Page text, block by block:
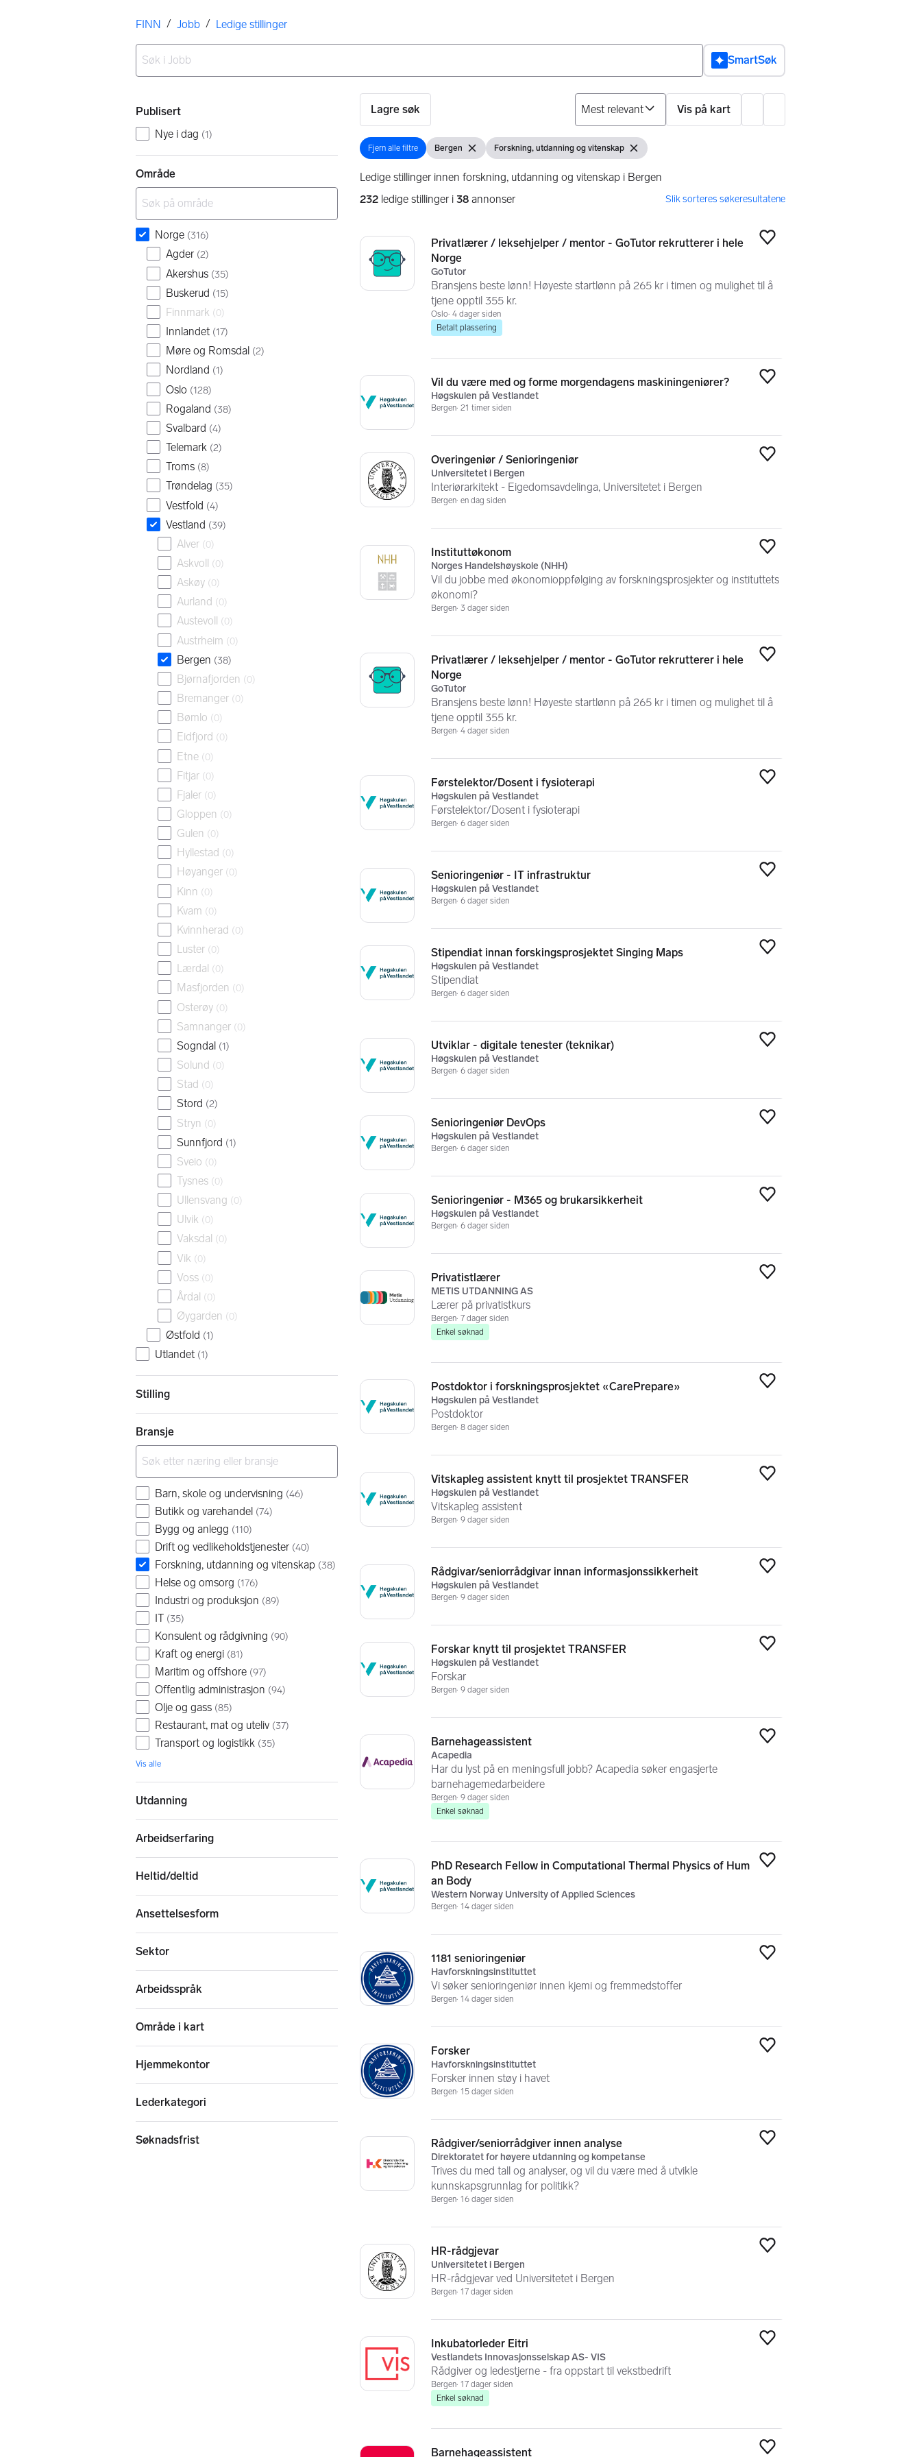
Her er du
FINN / Jobb / Ledige stillinger
SmartSøk
Filtre
Publisert
Nye i dag (1)
Område
Norge (316)
Agder (2)
Akershus (35)
Buskerud (15)
Finnmark (0)
Innlandet (17)
Møre og Romsdal (2)
Nordland (1)
Oslo (128)
Rogaland (38)
Svalbard (4)
Telemark (2)
Troms (8)
Trøndelag (35)
Vestfold (4)
Vestland (39)
Alver (0)
Askvoll (0)
Askøy (0)
Aurland (0)
Austevoll (0)
Austrheim (0)
Bergen (38)
Bjørnafjorden (0)
Bremanger (0)
Bømlo (0)
Eidfjord (0)
Etne (0)
Fitjar (0)
Fjaler (0)
Gloppen (0)
Gulen (0)
Hyllestad (0)
Høyanger (0)
Kinn (0)
Kvam (0)
Kvinnherad (0)
Luster (0)
Lærdal (0)
Masfjorden (0)
Osterøy (0)
Samnanger (0)
Sogndal (1)
Solund (0)
Stad (0)
Stord (2)
Stryn (0)
Sunnfjord (1)
Sveio (0)
Tysnes (0)
Ullensvang (0)
Ulvik (0)
Vaksdal (0)
Vik (0)
Voss (0)
Årdal (0)
Øygarden (0)
Østfold (1)
Utlandet (1)
Stilling
Bransje
Barn, skole og undervisning (46)
Butikk og varehandel (74)
Bygg og anlegg (110)
Drift og vedlikeholdstjenester (40)
Forskning, utdanning og vitenskap (38)
Helse og omsorg (176)
Industri og produksjon (89)
IT (35)
Konsulent og rådgivning (90)
Kraft og energi (81)
Maritim og offshore (97)
Offentlig administrasjon (94)
Olje og gass (85)
Restaurant, mat og uteliv (37)
Transport og logistikk (35)
Vis alle
Utdanning
Arbeidserfaring
Heltid/deltid
Ansettelsesform
Sektor
Arbeidsspråk
Område i kart
Hjemmekontor
Lederkategori
Søknadsfrist
Lagre søk
Sorter på
Vis på kart
Fjern alle filtre
Fjern alle filtre Vis filter
Bergen Fjern filterVis filter
Forskning, utdanning og vitenskap Fjern filter
Ledige stillinger innen forskning, utdanning og vitenskap i Bergen
232ledige stillinger i 38annonser
Søkeresultater
Privatlærer / leksehjelper / mentor - GoTutor rekrutterer i hele
Norge
GoTutor
Bransjens beste lønn! Høyeste startlønn på 265 kr i timen og mulighet til å
tjene opptil 355 kr.
Oslo 4 dager siden
Betalt plassering
Vil du være med og forme morgendagens maskiningeniører?
Høgskulen på Vestlandet
Bergen 21 timer siden
Overingeniør / Senioringeniør
Universitetet i Bergen
Interiørarkitekt - Eigedomsavdelinga, Universitetet i Bergen
Bergen en dag siden
Instituttøkonom
Norges Handelshøyskole (NHH)
Vil du jobbe med økonomioppfølging av forskningsprosjekter og instituttets
økonomi?
Bergen 3 dager siden
Privatlærer / leksehjelper / mentor - GoTutor rekrutterer i hele
Norge
GoTutor
Bransjens beste lønn! Høyeste startlønn på 265 kr i timen og mulighet til å
tjene opptil 355 kr.
Bergen 4 dager siden
Førstelektor/Dosent i fysioterapi
Høgskulen på Vestlandet
Førstelektor/Dosent i fysioterapi
Bergen 6 dager siden
Senioringeniør - IT infrastruktur
Høgskulen på Vestlandet
Bergen 6 dager siden
Stipendiat innan forskingsprosjektet Singing Maps
Høgskulen på Vestlandet
Stipendiat
Bergen 6 dager siden
Utviklar - digitale tenester (teknikar)
Høgskulen på Vestlandet
Bergen 6 dager siden
Senioringeniør DevOps
Høgskulen på Vestlandet
Bergen 6 dager siden
Senioringeniør - M365 og brukarsikkerheit
Høgskulen på Vestlandet
Bergen 6 dager siden
Privatistlærer
METIS UTDANNING AS
Lærer på privatistkurs
Bergen 7 dager siden
Enkel søknad
Postdoktor i forskningsprosjektet «CarePrepare»
Høgskulen på Vestlandet
Postdoktor
Bergen 8 dager siden
Vitskapleg assistent knytt til prosjektet TRANSFER
Høgskulen på Vestlandet
Vitskapleg assistent
Bergen 9 dager siden
Rådgivar/seniorrådgivar innan informasjonssikkerheit
Høgskulen på Vestlandet
Bergen 9 dager siden
Forskar knytt til prosjektet TRANSFER
Høgskulen på Vestlandet
Forskar
Bergen 9 dager siden
Barnehageassistent
Acapedia
Har du lyst på en meningsfull jobb? Acapedia søker engasjerte
barnehagemedarbeidere
Bergen 9 dager siden
Enkel søknad
PhD Research Fellow in Computational Thermal Physics of Hum
an Body
Western Norway University of Applied Sciences
Bergen 14 dager siden
1181 senioringeniør
Havforskningsinstituttet
Vi søker senioringeniør innen kjemi og fremmedstoffer
Bergen 14 dager siden
Forsker
Havforskningsinstituttet
Forsker innen støy i havet
Bergen 15 dager siden
Rådgiver/seniorrådgiver innen analyse
Direktoratet for høyere utdanning og kompetanse
Trives du med tall og analyser, og vil du være med å utvikle
kunnskapsgrunnlag for politikk?
Bergen 16 dager siden
HR-rådgjevar
Universitetet i Bergen
HR-rådgjevar ved Universitetet i Bergen
Bergen 17 dager siden
Inkubatorleder Eitri
Vestlandets Innovasjonsselskap AS- VIS
Rådgiver og ledestjerne - fra oppstart til vekstbedrift
Bergen 17 dager siden
Enkel søknad
Barnehageassistent